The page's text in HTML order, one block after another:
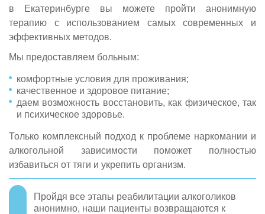
в Екатеринбурге вы можете пройти анонимную
терапию с использованием самых современных и
эффективных методов.
Мы предоставляем больным:
комфортные условия для проживания;
качественное и здоровое питание;
даем возможность восстановить, как физическое, так
и психическое здоровье.
Только комплексный подход к проблеме наркомании и
алкогольной зависимости поможет полностью
избавиться от тяги и укрепить организм.
Пройдя все этапы реабилитации алкоголиков
анонимно, наши пациенты возвращаются к